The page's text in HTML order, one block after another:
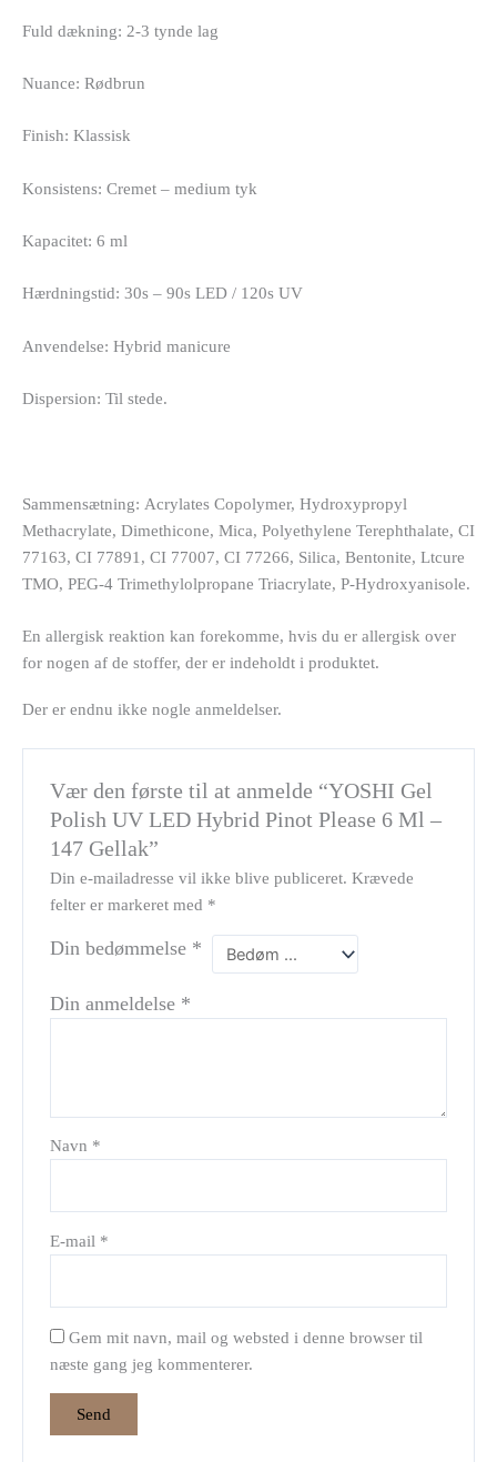
Fuld dækning: 2-3 tynde lag
Nuance: Rødbrun
Finish: Klassisk
Konsistens: Cremet – medium tyk
Kapacitet: 6 ml
Hærdningstid: 30s – 90s LED / 120s UV
Anvendelse: Hybrid manicure
Dispersion: Til stede.
Sammensætning: Acrylates Copolymer, Hydroxypropyl
Methacrylate, Dimethicone, Mica, Polyethylene Terephthalate, CI
77163, CI 77891, CI 77007, CI 77266, Silica, Bentonite, Ltcure
TMO, PEG-4 Trimethylolpropane Triacrylate, P-Hydroxyanisole.
En allergisk reaktion kan forekomme, hvis du er allergisk over
for nogen af de stoffer, der er indeholdt i produktet.
Der er endnu ikke nogle anmeldelser.
Vær den første til at anmelde “YOSHI Gel
Polish UV LED Hybrid Pinot Please 6 Ml –
147 Gellak”
Din e-mailadresse vil ikke blive publiceret. Krævede
felter er markeret med *
Din bedømmelse *
Din anmeldelse *
Navn *
E-mail *
Gem mit navn, mail og websted i denne browser til
næste gang jeg kommenterer.